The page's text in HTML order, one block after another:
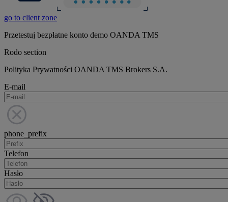
go to client zone
Przetestuj bezpłatne konto demo OANDA TMS
Rodo section
Polityka Prywatności OANDA TMS Brokers S.A.
E-mail
phone_prefix
Telefon
Hasło